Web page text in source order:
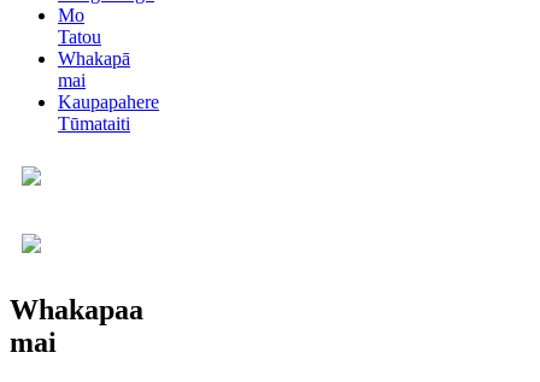
Mo
Tatou
Whakapā
mai
Kaupapahere
Tūmataiti
Whakapaa
mai